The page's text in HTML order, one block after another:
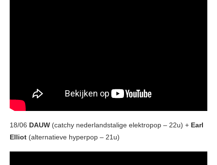
18/06 DAUW (catchy nederlandstalige elektropop – 22u) + Earl
Elliot (alternatieve hyperpop – 21u)